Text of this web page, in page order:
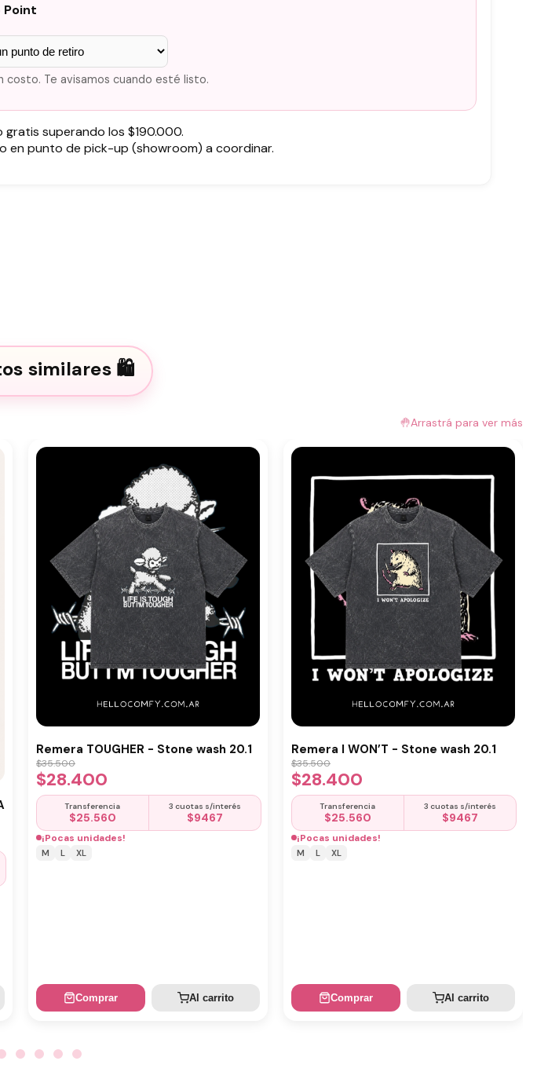
Point
costo. Te avisamos cuando esté listo.
gratis superando los $190.000.
en punto de pick-up (showroom) a coordinar.
similares
🤚Arrastrá para ver más
Remera TOUGHER - Stone wash 20.1
$35.500
$28.400
Transferencia
$25.560
3 cuotas s/interés
$9467
¡Pocas unidades!
M L XL
Comprar Al carrito
Remera I WON’T - Stone wash 20.1
$35.500
$28.400
Transferencia
$25.560
3 cuotas s/interés
$9467
¡Pocas unidades!
M L XL
Comprar Al carrito